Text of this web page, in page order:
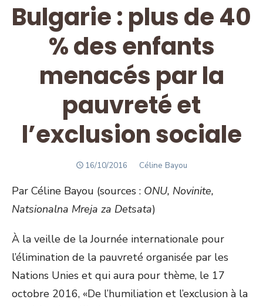
Bulgarie : plus de 40
% des enfants
menacés par la
pauvreté et
l’exclusion sociale
POSTED
16/10/2016 Author
Céline Bayou
Par Céline Bayou (sources : ONU, Novinite,
Natsionalna Mreja za Detsata)
À la veille de la Journée internationale pour
l’élimination de la pauvreté organisée par les
Nations Unies et qui aura pour thème, le 17
octobre 2016, «De l’humiliation et l’exclusion à la